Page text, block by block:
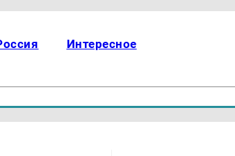
Интересное